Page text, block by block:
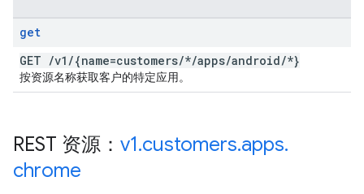
get
GET /v1 /{name=customers/*/apps/android/*}
按资源名称获取客户的特定应用。
REST 资源： v1.customers.apps.
chrome